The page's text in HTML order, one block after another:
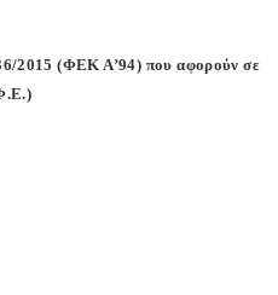
2015 (ΦΕΚ Α’94) που αφορούν σε